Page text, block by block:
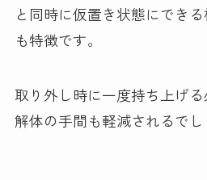
と同時に仮置き状態にでき
も特徴です。
取り外し時に一度持ち上げ
解体の手間も軽減されるでし